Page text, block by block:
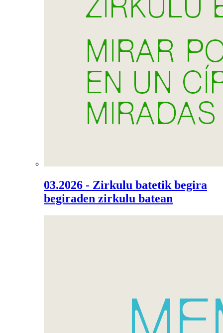
03.2026 - Zirkulu batetik begira
begiraden zirkulu batean